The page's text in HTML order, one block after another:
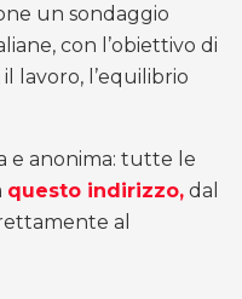
un sondaggio
con l’obiettivo di
lavoro, l’equilibrio
e anonima: tutte le
questo indirizzo, dal
al